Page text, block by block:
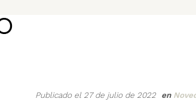
Publicado el 27 de julio de 2022 en